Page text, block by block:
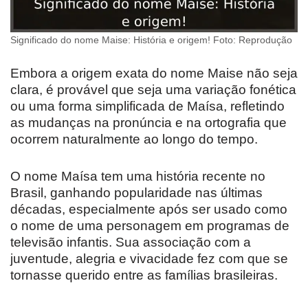
Significado do nome Maise: História e origem! Foto: Reprodução
Embora a origem exata do nome Maise não seja
clara, é provável que seja uma variação fonética
ou uma forma simplificada de Maísa, refletindo
as mudanças na pronúncia e na ortografia que
ocorrem naturalmente ao longo do tempo.
O nome Maísa tem uma história recente no
Brasil, ganhando popularidade nas últimas
décadas, especialmente após ser usado como
o nome de uma personagem em programas de
televisão infantis. Sua associação com a
juventude, alegria e vivacidade fez com que se
tornasse querido entre as famílias brasileiras.